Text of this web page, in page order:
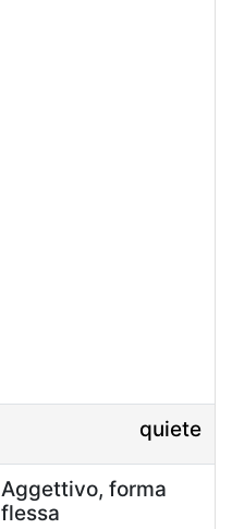
quiete
Aggettivo, forma
flessa